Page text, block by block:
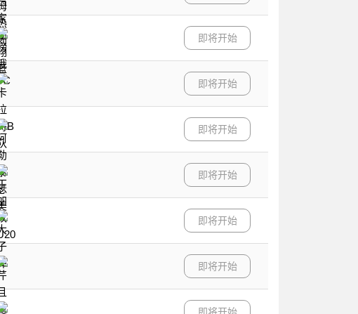
即将开始
即将开始
即将开始
即将开始
即将开始
即将开始
即将开始